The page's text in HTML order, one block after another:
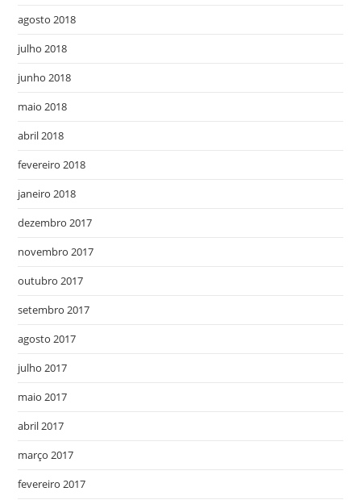
agosto 2018
julho 2018
junho 2018
maio 2018
abril 2018
fevereiro 2018
janeiro 2018
dezembro 2017
novembro 2017
outubro 2017
setembro 2017
agosto 2017
julho 2017
maio 2017
abril 2017
março 2017
fevereiro 2017